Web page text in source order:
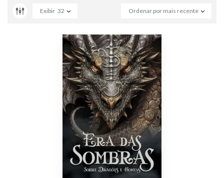
Ordenar por mais recente
Exibir 32